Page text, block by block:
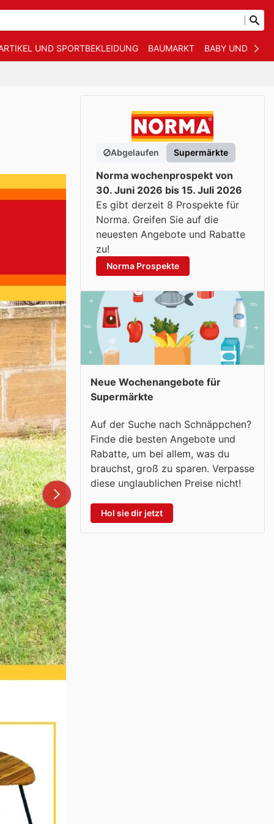
UND SPORTBEKLEIDUNG BAUMARKT BABY UND KIND
Abgelaufen Supermärkte
Norma wochenprospekt von
30. Juni 2026 bis 15. Juli 2026
Es gibt derzeit 8 Prospekte für
Norma. Greifen Sie auf die
neuesten Angebote und Rabatte
zu!
Norma Prospekte
Neue Wochenangebote für
Supermärkte
Auf der Suche nach Schnäppchen?
Finde die besten Angebote und
Rabatte, um bei allem, was du
brauchst, groß zu sparen. Verpasse
diese unglaublichen Preise nicht!
Hol sie dir jetzt